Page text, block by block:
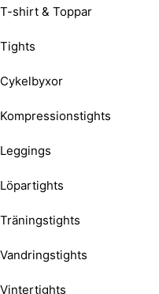
T-shirt & Toppar
Tights
Cykelbyxor
Kompressionstights
Leggings
Löpartights
Träningstights
Vandringstights
Vintertights